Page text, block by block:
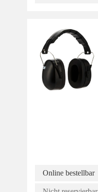
Online bestellbar